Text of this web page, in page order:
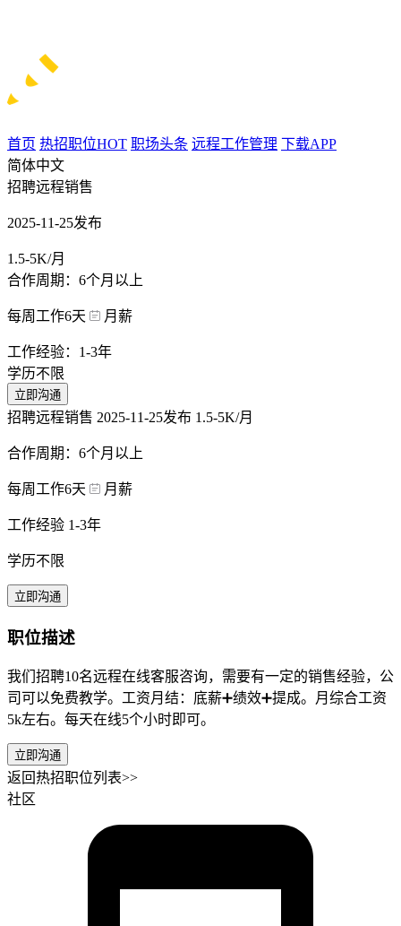
首页 热招职位HOT 职场头条 远程工作管理 下载APP
简体中文
招聘远程销售
2025-11-25发布
1.5-5K/月
合作周期：6个月以上
每周工作6天 月薪
工作经验：1-3年
学历不限
立即沟通
招聘远程销售 2025-11-25发布 1.5-5K/月
合作周期：6个月以上
每周工作6天 月薪
工作经验 1-3年
学历不限
立即沟通
职位描述
我们招聘10名远程在线客服咨询，需要有一定的销售经验，公
司可以免费教学。工资月结：底薪➕绩效➕提成。月综合工资
5k左右。每天在线5个小时即可。
立即沟通
返回热招职位列表>>
社区